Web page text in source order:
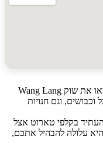
כאן תמצאו את שוק Wang Lang
וגם חנויות
בקלפי טארוט אצל
להבהיל אתכם,